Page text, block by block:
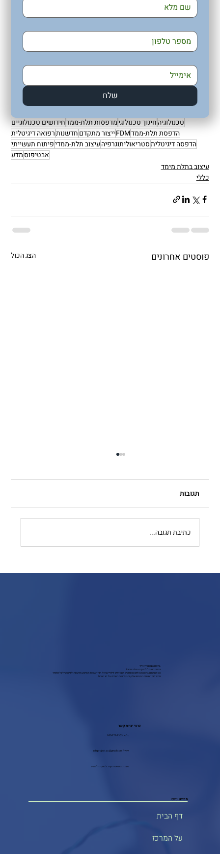
שלח
טכנולוגיהחינוך טכנולוגימדפסות תלת-ממדחידושים טכנולוגיים
הדפסת תלת-ממדFDMייצור מתקדםחדשנותרפואה דיגיטלית
הדפסה דיגיטליתסטריאוליתוגרפיהעיצוב תלת-ממדיפיתוח תעשייתי
אבטיפוסמדע
עיצוב בתלת מימד
כללי
פוסטים אחרונים הצג הכול
תגובות
כתיבת תגובה...
פרטי יצירת קשר
טלפון: 055-272-2303
אימייל:adirproject.ac@gmail.com
כתובת: בית ספר הקרוב לביתך בתל אביב
ברוכים הבאים ל"אדיר"
המיזם המוביל לחינוך טכנולוגי ויזמות!
אנו מתמחים בהענקת כלים טכנולוגיים מתקדמים לילדי ישראל, תוך דגש על מצוינות, חדשנות וליווי אישי לכל תלמיד
ולכל מוסד חינוכי. הצטרפו אלינו, והבטיחו את העתיד של דור המחר!
תפריט ניווט
דף הבית
על המרכז